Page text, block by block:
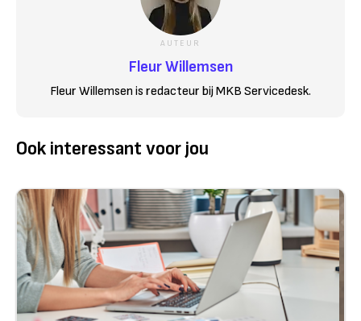
AUTEUR
Fleur Willemsen
Fleur Willemsen is redacteur bij MKB Servicedesk.
Ook interessant voor jou